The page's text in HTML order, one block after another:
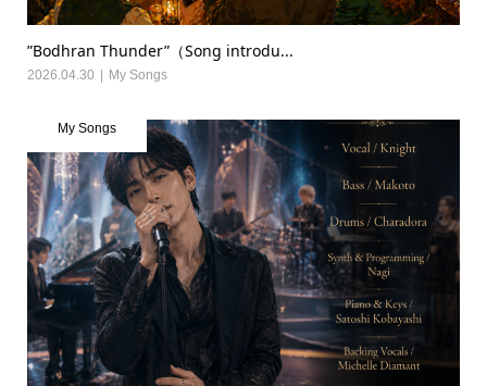
”Bodhran Thunder”（Song introdu...
2026.04.30 My Songs
My Songs